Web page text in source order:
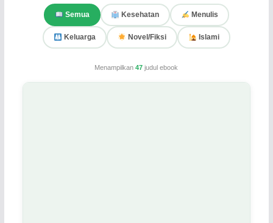
Semua Kesehatan Menulis
Keluarga Novel/Fiksi Islami
Menampilkan47 judul ebook